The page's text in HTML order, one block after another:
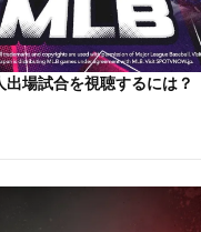
場試合を視聴するには？